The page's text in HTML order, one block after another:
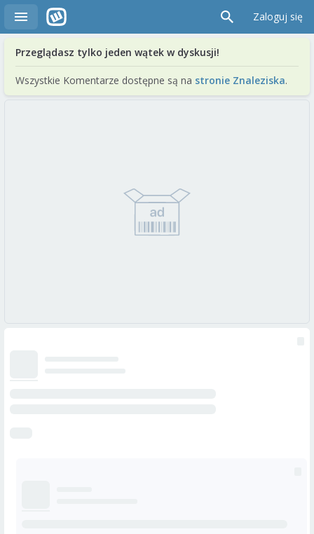
Zaloguj się
Przeglądasz tylko jeden wątek w dyskusji!
Wszystkie Komentarze dostępne są na stronie Znaleziska.